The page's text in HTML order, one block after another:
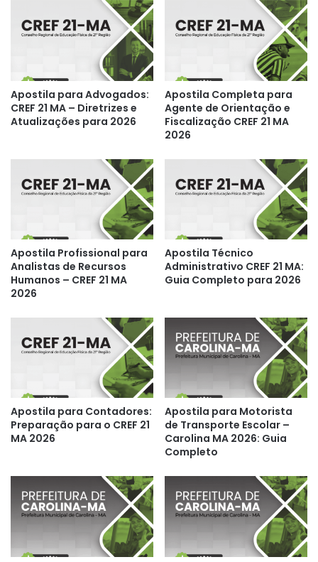
Apostila para Advogados:
CREF 21 MA – Diretrizes e
Atualizações para 2026
Apostila Completa para
Agente de Orientação e
Fiscalização CREF 21 MA
2026
Apostila Profissional para
Analistas de Recursos
Humanos – CREF 21 MA
2026
Apostila Técnico
Administrativo CREF 21 MA:
Guia Completo para 2026
Apostila para Contadores:
Preparação para o CREF 21
MA 2026
Apostila para Motorista
de Transporte Escolar –
Carolina MA 2026: Guia
Completo